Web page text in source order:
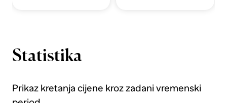
Statistika
Prikaz kretanja cijene kroz zadani vremenski